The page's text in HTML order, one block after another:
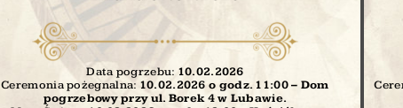
Data pogrzebu: 10.02.2026
Ceremonia pożegnalna: 10.02.2026 o godz. 11:00 – Dom
pogrzebowy przy ul. Borek 4 w Lubawie.